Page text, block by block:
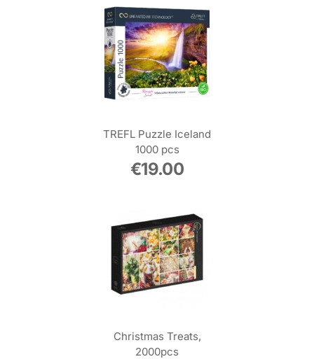
TREFL Puzzle Iceland
1000 pcs
€19.00
Christmas Treats,
2000pcs